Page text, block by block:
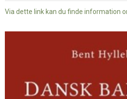
Via dette link kan du finde information